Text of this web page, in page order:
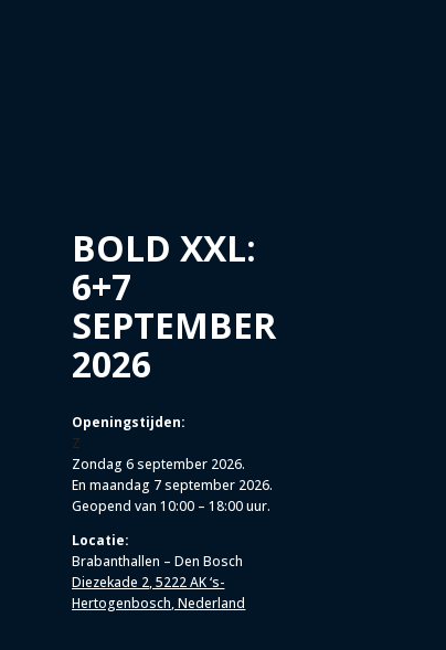
BOLD XXL:
6+7
SEPTEMBER
2026
Openingstijden:
Z
Zondag 6 september 2026.
En maandag 7 september 2026.
Geopend van 10:00 – 18:00 uur.
Locatie:
Brabanthallen – Den Bosch
Diezekade 2, 5222 AK ‘s-
Hertogenbosch, Nederland